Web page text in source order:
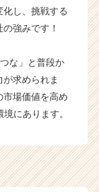
化し、挑戦する
強みです！
な」と普段か
求められま
場価値を高め
にあります。